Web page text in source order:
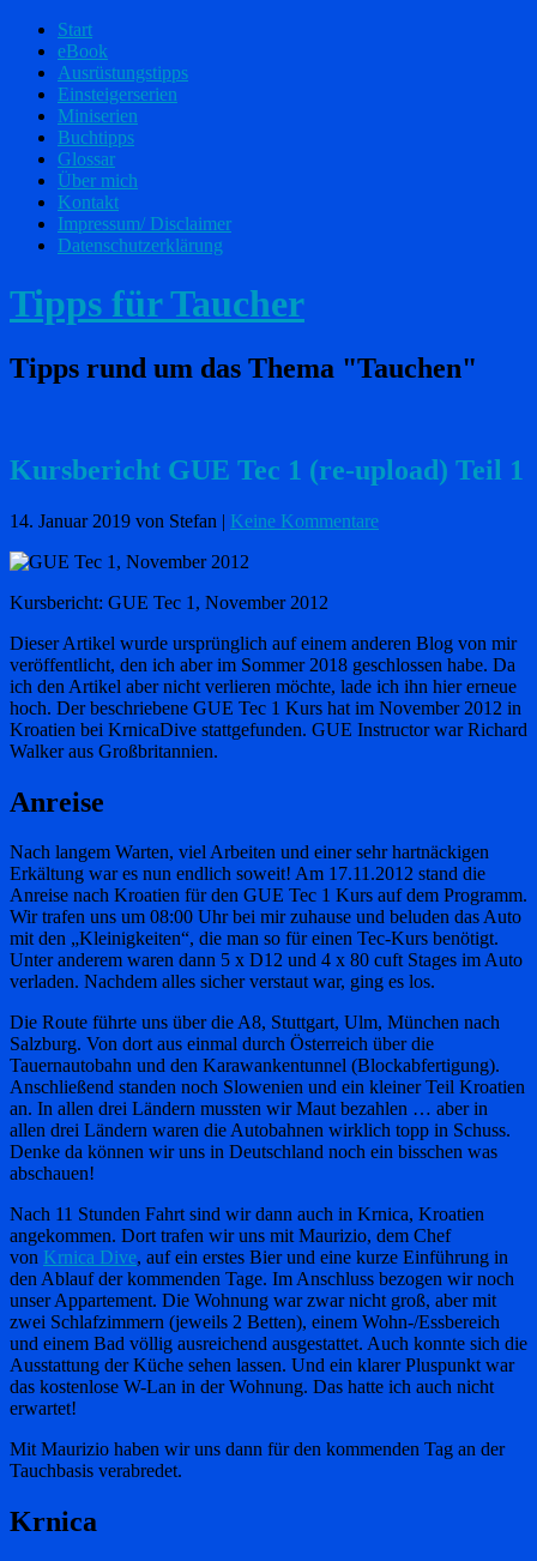
Start
eBook
Ausrüstungstipps
Einsteigerserien
Miniserien
Buchtipps
Glossar
Über mich
Kontakt
Impressum/ Disclaimer
Datenschutzerklärung
Tipps für Taucher
Tipps rund um das Thema "Tauchen"
Kursbericht GUE Tec 1 (re-upload) Teil 1
14. Januar 2019 von Stefan | Keine Kommentare
Kursbericht: GUE Tec 1, November 2012
Dieser Artikel wurde ursprünglich auf einem anderen Blog von mir
veröffentlicht, den ich aber im Sommer 2018 geschlossen habe. Da
ich den Artikel aber nicht verlieren möchte, lade ich ihn hier erneue
hoch. Der beschriebene GUE Tec 1 Kurs hat im November 2012 in
Kroatien bei KrnicaDive stattgefunden. GUE Instructor war Richard
Walker aus Großbritannien.
Anreise
Nach langem Warten, viel Arbeiten und einer sehr hartnäckigen
Erkältung war es nun endlich soweit! Am 17.11.2012 stand die
Anreise nach Kroatien für den GUE Tec 1 Kurs auf dem Programm.
Wir trafen uns um 08:00 Uhr bei mir zuhause und beluden das Auto
mit den „Kleinigkeiten“, die man so für einen Tec-Kurs benötigt.
Unter anderem waren dann 5 x D12 und 4 x 80 cuft Stages im Auto
verladen. Nachdem alles sicher verstaut war, ging es los.
Die Route führte uns über die A8, Stuttgart, Ulm, München nach
Salzburg. Von dort aus einmal durch Österreich über die
Tauernautobahn und den Karawankentunnel (Blockabfertigung).
Anschließend standen noch Slowenien und ein kleiner Teil Kroatien
an. In allen drei Ländern mussten wir Maut bezahlen … aber in
allen drei Ländern waren die Autobahnen wirklich topp in Schuss.
Denke da können wir uns in Deutschland noch ein bisschen was
abschauen!
Nach 11 Stunden Fahrt sind wir dann auch in Krnica, Kroatien
angekommen. Dort trafen wir uns mit Maurizio, dem Chef
von Krnica Dive, auf ein erstes Bier und eine kurze Einführung in
den Ablauf der kommenden Tage. Im Anschluss bezogen wir noch
unser Appartement. Die Wohnung war zwar nicht groß, aber mit
zwei Schlafzimmern (jeweils 2 Betten), einem Wohn-/Essbereich
und einem Bad völlig ausreichend ausgestattet. Auch konnte sich die
Ausstattung der Küche sehen lassen. Und ein klarer Pluspunkt war
das kostenlose W-Lan in der Wohnung. Das hatte ich auch nicht
erwartet!
Mit Maurizio haben wir uns dann für den kommenden Tag an der
Tauchbasis verabredet.
Krnica